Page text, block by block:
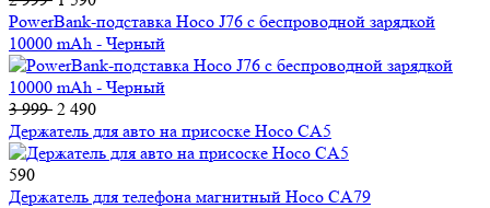
PowerBank-подставка Hoco J76 с беспроводной зарядкой
10000 mAh - Черный
3 999 2 490
Держатель для авто на присоске Hoco CA5
590
Держатель для телефона магнитный Hoco CA79